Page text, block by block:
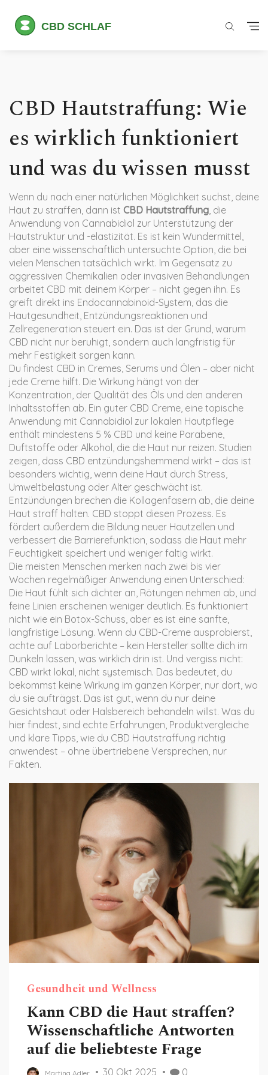
CBD Hautstraffung: Wie
es wirklich funktioniert
und was du wissen musst
Wenn du nach einer natürlichen Möglichkeit suchst, deine
Haut zu straffen, dann ist CBD Hautstraffung, die
Anwendung von Cannabidiol zur Unterstützung der
Hautstruktur und -elastizität. Es ist kein Wundermittel,
aber eine wissenschaftlich untersuchte Option, die bei
vielen Menschen tatsächlich wirkt. Im Gegensatz zu
aggressiven Chemikalien oder invasiven Behandlungen
arbeitet CBD mit deinem Körper – nicht gegen ihn. Es
greift direkt ins Endocannabinoid-System, das die
Hautgesundheit, Entzündungsreaktionen und
Zellregeneration steuert ein. Das ist der Grund, warum
CBD nicht nur beruhigt, sondern auch langfristig für
mehr Festigkeit sorgen kann.
Du findest CBD in Cremes, Serums und Ölen – aber nicht
jede Creme hilft. Die Wirkung hängt von der
Konzentration, der Qualität des Öls und den anderen
Inhaltsstoffen ab. Ein guter CBD Creme, eine topische
Anwendung mit Cannabidiol zur lokalen Hautpflege
enthält mindestens 5 % CBD und keine Parabene,
Duftstoffe oder Alkohol, die die Haut nur reizen. Studien
zeigen, dass CBD entzündungshemmend wirkt – das ist
besonders wichtig, wenn deine Haut durch Stress,
Umweltbelastung oder Alter geschwächt ist.
Entzündungen brechen die Kollagenfasern ab, die deine
Haut straff halten. CBD stoppt diesen Prozess. Es
fördert außerdem die Bildung neuer Hautzellen und
verbessert die Barrierefunktion, sodass die Haut mehr
Feuchtigkeit speichert und weniger faltig wirkt.
Die meisten Menschen merken nach zwei bis vier
Wochen regelmäßiger Anwendung einen Unterschied:
Die Haut fühlt sich dichter an, Rötungen nehmen ab, und
feine Linien erscheinen weniger deutlich. Es funktioniert
nicht wie ein Botox-Schuss, aber es ist eine sanfte,
langfristige Lösung. Wenn du CBD-Creme ausprobierst,
achte auf Laborberichte – kein Hersteller sollte dich im
Dunkeln lassen, was wirklich drin ist. Und vergiss nicht:
CBD wirkt lokal, nicht systemisch. Das bedeutet, du
bekommst keine Wirkung im ganzen Körper, nur dort, wo
du sie aufträgst. Das ist gut, wenn du nur deine
Gesichtshaut oder Halsbereich behandeln willst. Was du
hier findest, sind echte Erfahrungen, Produktvergleiche
und klare Tipps, wie du CBD Hautstraffung richtig
anwendest – ohne übertriebene Versprechen, nur
Fakten.
Gesundheit und Wellness
Kann CBD die Haut straffen?
Wissenschaftliche Antworten
auf die beliebteste Frage
Martina Adler 30 Okt 2025 0